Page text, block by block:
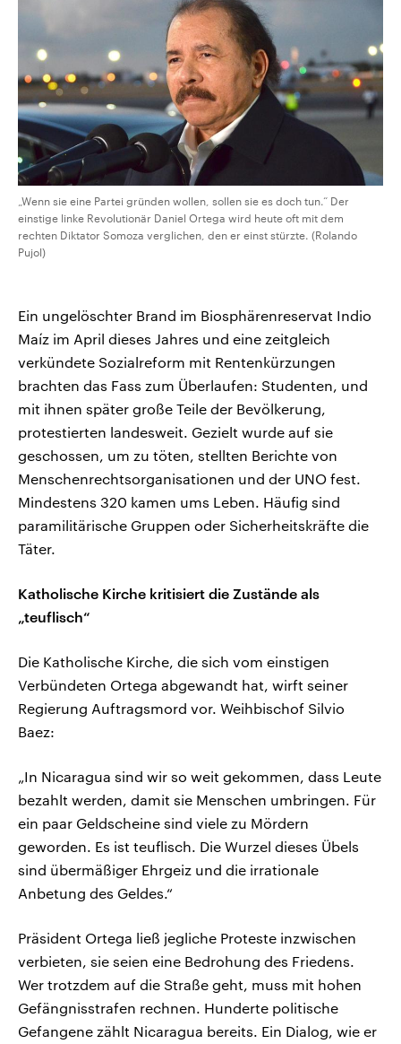
„Wenn sie eine Partei gründen wollen, sollen sie es doch tun.“ Der
einstige linke Revolutionär Daniel Ortega wird heute oft mit dem
rechten Diktator Somoza verglichen, den er einst stürzte. (Rolando
Pujol)
Ein ungelöschter Brand im Biosphärenreservat Indio
Maíz im April dieses Jahres und eine zeitgleich
verkündete Sozialreform mit Rentenkürzungen
brachten das Fass zum Überlaufen: Studenten, und
mit ihnen später große Teile der Bevölkerung,
protestierten landesweit. Gezielt wurde auf sie
geschossen, um zu töten, stellten Berichte von
Menschenrechtsorganisationen und der UNO fest.
Mindestens 320 kamen ums Leben. Häufig sind
paramilitärische Gruppen oder Sicherheitskräfte die
Täter.
Katholische Kirche kritisiert die Zustände als
„teuflisch“
Die Katholische Kirche, die sich vom einstigen
Verbündeten Ortega abgewandt hat, wirft seiner
Regierung Auftragsmord vor. Weihbischof Silvio
Baez:
„In Nicaragua sind wir so weit gekommen, dass Leute
bezahlt werden, damit sie Menschen umbringen. Für
ein paar Geldscheine sind viele zu Mördern
geworden. Es ist teuflisch. Die Wurzel dieses Übels
sind übermäßiger Ehrgeiz und die irrationale
Anbetung des Geldes.“
Präsident Ortega ließ jegliche Proteste inzwischen
verbieten, sie seien eine Bedrohung des Friedens.
Wer trotzdem auf die Straße geht, muss mit hohen
Gefängnisstrafen rechnen. Hunderte politische
Gefangene zählt Nicaragua bereits. Ein Dialog, wie er